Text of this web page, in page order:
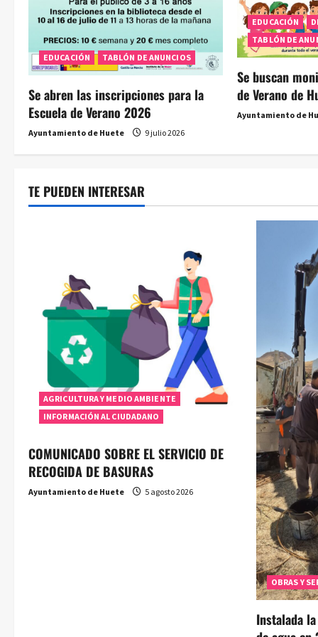
n
t
r
a
d
a
s
EDUCACIÓN TABLÓN DE ANUNCIOS
Se abren las inscripciones para la
Escuela de Verano 2026
Ayuntamiento de Huete 9 julio 2026
EDUCACIÓN
TABLÓN DE
Se buscan
de Verano de
Ayuntamiento de
TE PUEDEN INTERESAR
AGRICULTURA Y MEDIO AMBIENTE
INFORMACIÓN AL CIUDADANO
COMUNICADO SOBRE EL SERVICIO DE
RECOGIDA DE BASURAS
Ayuntamiento de Huete 5 agosto 2026
OBRAS Y
Instalada